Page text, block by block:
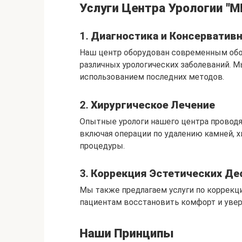
Услуги Центра Урологии
1. Диагностика и
Наш центр оборудован современным
различных урологических заболеваний.
использованием последних методов.
2. Хирургическое Лечение
Опытные урологи нашего центра
включая операции по удалению камней,
процедуры.
3. Коррекция Эстетических
Мы также предлагаем услуги по
пациентам восстановить комфорт и
Наши Принципы